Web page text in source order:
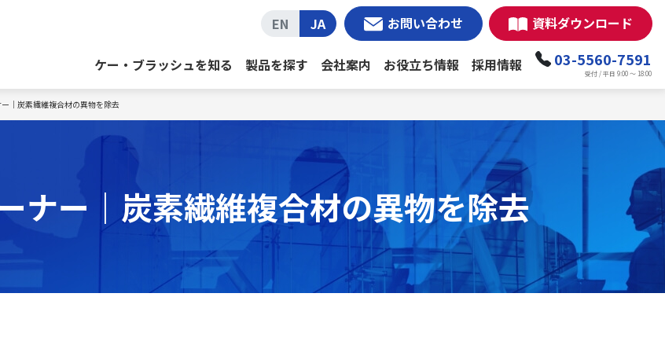
ケー・ブラッシュを知る 製品を探す 会社案内 お役立ち情報 採用情報 03-5560-7591
受付 / 平日 9:00 ～ 18:00
EN JA お問い合わせ 資料ダウンロード
｜炭素繊維複合材の異物を除去
ナー｜炭素繊維複合材の異物を除去